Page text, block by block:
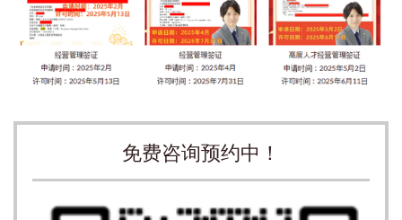
免费咨询预约中！